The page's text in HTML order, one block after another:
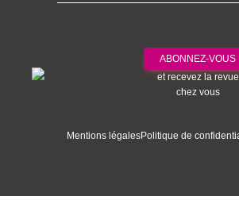
ABONNEZ-VOUS
et recevez la revue
chez vous
Mentions légalesPolitique de